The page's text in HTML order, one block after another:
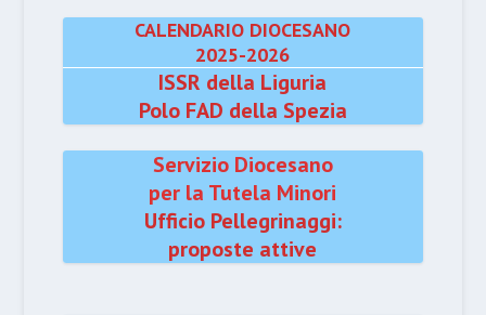
CALENDARIO DIOCESANO
2025-2026
ISSR della Liguria
Polo FAD della Spezia
Servizio Diocesano
per la Tutela Minori
Ufficio Pellegrinaggi:
proposte attive